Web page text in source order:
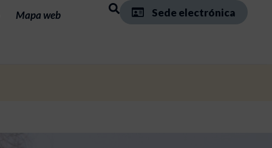
Mapa web Sede electrónica